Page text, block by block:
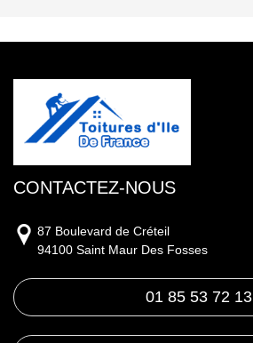
CONTACTEZ-NOUS
87 Boulevard de Créteil
94100 Saint Maur Des Fosses
01 85 53 72 13